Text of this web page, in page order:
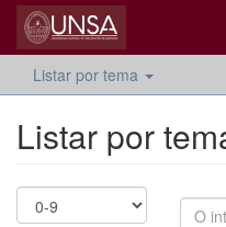
Listar por tema
Listar por